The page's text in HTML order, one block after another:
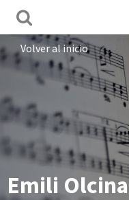
Volver al inicio
Emili Olcina